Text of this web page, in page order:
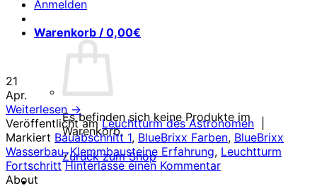
Anmelden
Warenkorb / 0,00€
Es befinden sich keine Produkte im
Warenkorb.
Zurück zum Shop
21
Apr.
Weiterlesen →
Veröffentlicht amLeuchtturm des Astronomen
Markiert Bauabschnitt 1, BlueBrixx Farben, BlueBrixx
Wasserbau,Klemmbausteine Erfahrung, Leuchtturm
Fortschritt Hinterlasse einen Kommentar
About